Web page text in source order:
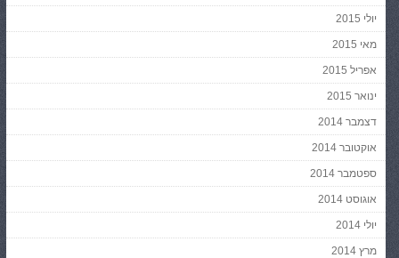
יולי 2015
מאי 2015
אפריל 2015
ינואר 2015
דצמבר 2014
אוקטובר 2014
ספטמבר 2014
אוגוסט 2014
יולי 2014
מרץ 2014